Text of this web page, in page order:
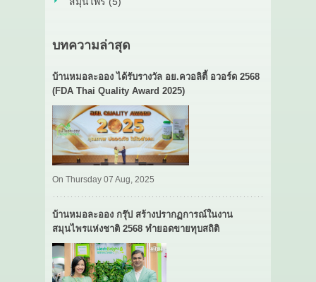
บทความล่าสุด
บ้านหมอละออง ได้รับรางวัล อย.ควอลิตี้ อวอร์ด 2568
(FDA Thai Quality Award 2025)
On Thursday 07 Aug, 2025
บ้านหมอละออง กรุ๊ป สร้างปรากฏการณ์ในงาน
สมุนไพรแห่งชาติ 2568 ทำยอดขายทุบสถิติ